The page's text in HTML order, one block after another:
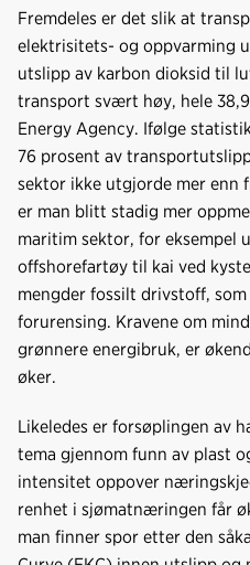
Fremdeles er det slik at
elektrisitets- og oppvarming
utslipp av karbon dioksid til
transport svært høy, hele
Energy Agency. Ifølge
76 prosent av
sektor ikke utgjorde mer enn
er man blitt stadig mer
maritim sektor, for eksempel
offshorefartøy til kai ved
mengder fossilt drivstoff,
forurensing. Kravene om
grønnere energibruk, er
øker.
Likeledes er forsøplingen av
tema gjennom funn av plast
intensitet oppover
renhet i sjømatnæringen får
man finner spor etter den